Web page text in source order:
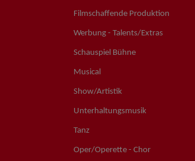
Filmschaffende Produktion
Werbung - Talents/Extras
Schauspiel Bühne
Musical
Show/Artistik
Unterhaltungsmusik
Tanz
Oper/Operette - Chor